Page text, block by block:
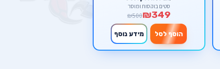
סטים בוקסות ומוסך
₪349
₪500
הוסף לסל מידע נוסף